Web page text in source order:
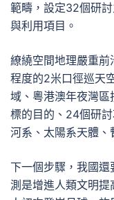
範疇，設定32個研
與利用項目。
繚繞空間地理嚴重
程度的2米口徑巡天
域、粵港澳年夜灣
標的目的、24個研
河系、太陽系天體、
下一個步驟，我國
測是增進人類文明提